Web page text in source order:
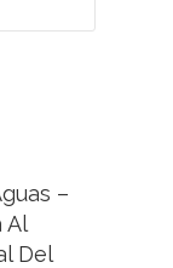
–
Al
Del